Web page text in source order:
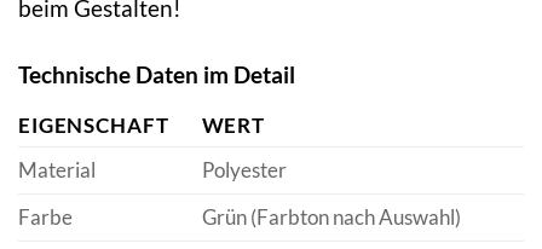
beim Gestalten!
Technische Daten im Detail
EIGENSCHAFT
WERT
Material
Polyester
Farbe
Grün (Farbton nach Auswahl)